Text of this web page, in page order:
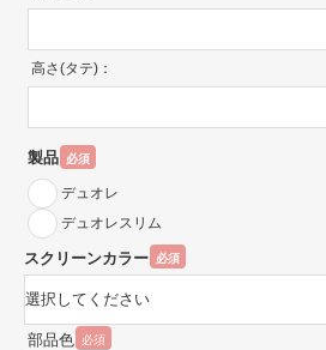
高さ(タテ)：
製品 必須
デュオレ
デュオレスリム
スクリーンカラー 必須
部品色 必須